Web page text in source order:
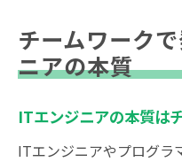
チームワーク
ニアの本質
ITエンジニアの本質は
ITエンジニアやプログラ